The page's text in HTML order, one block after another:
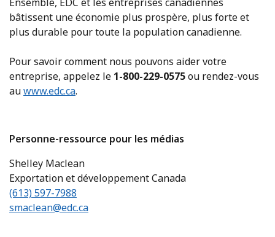
bâtissent une économie plus prospère, plus forte et
plus durable pour toute la population canadienne.
Pour savoir comment nous pouvons aider votre
entreprise, appelez le 1-800-229-0575ou rendez-vous
auwww.edc.ca.
Personne-ressource pour les médias
Shelley Maclean
Exportation et développement Canada
(613) 597-7988
smaclean@edc.ca